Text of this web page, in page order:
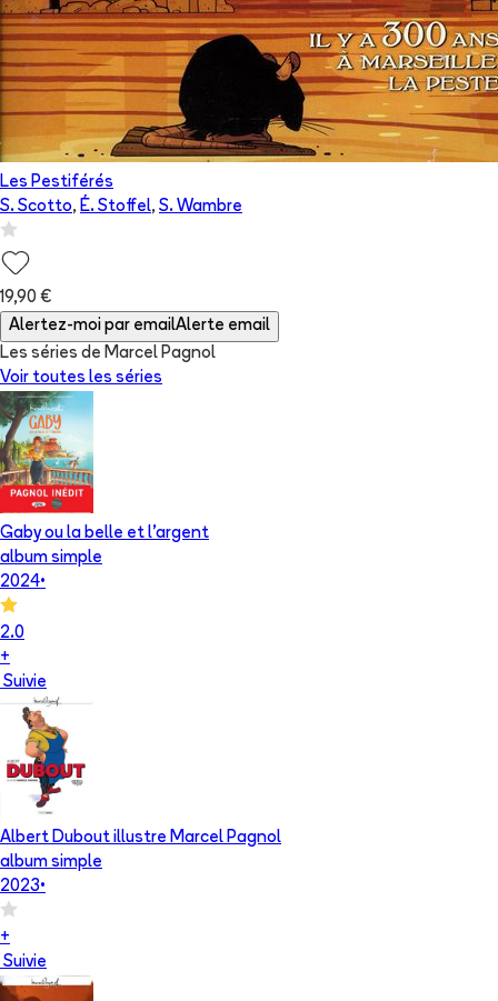
Les Pestiférés
S. Scotto, É. Stoffel, S. Wambre
19,90 €
Alertez-moi par emailAlerte email
Les séries de Marcel Pagnol
Voir toutes les séries
Gaby ou la belle et l'argent
album simple
2024•
2.0
+
Suivie
Albert Dubout illustre Marcel Pagnol
album simple
2023•
+
Suivie